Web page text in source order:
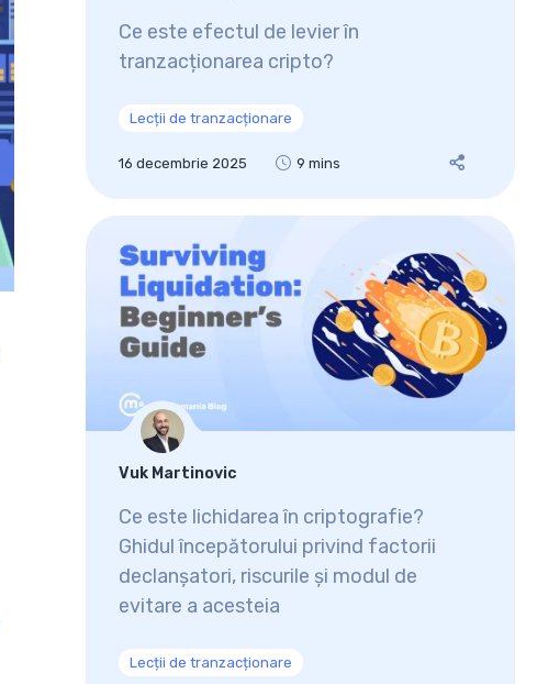
Ce este efectul de levier în
tranzacționarea cripto?
Lecții de tranzacționare
16 decembrie 2025 9 mins
Vuk Martinovic
Ce este lichidarea în criptografie?
Ghidul începătorului privind factorii
declanșatori, riscurile și modul de
evitare a acesteia
Lecții de tranzacționare